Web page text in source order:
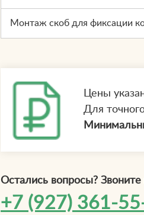
Монтаж скоб для фиксации
Цены
Для
Остались вопросы? Звоните
+7 (927) 361-